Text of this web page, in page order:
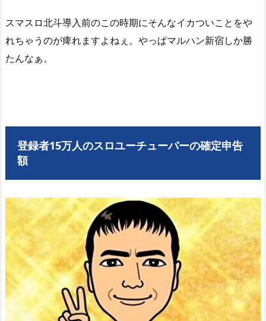
スマスロ北斗導入前のこの時期にそんなイカついことをや
れちゃうのが痺れますよねぇ。やっぱマルハン新宿しか勝
たんなぁ。
登録者15万人のスロユーチューバーの確定申告
額